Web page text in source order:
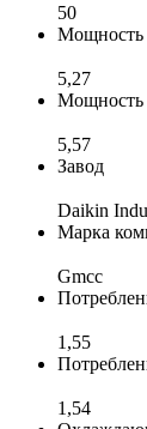
50
Мощность
5,27
Мощность
5,57
Завод
Daikin
Марка
Gmcc
1,55
1,54